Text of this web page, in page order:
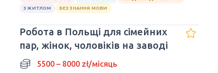
З ЖИТЛОМ
БЕЗ ЗНАННЯ МОВИ
Робота в Польщі для сімейних
пар, жінок, чоловіків на заводі
5500 – 8000 zł/місяць